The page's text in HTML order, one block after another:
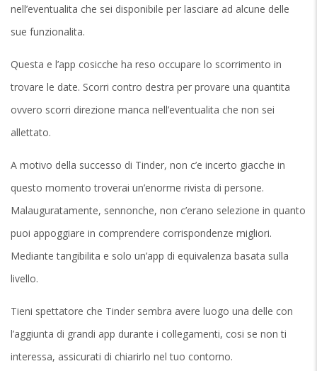
nell’eventualita che sei disponibile per lasciare ad alcune delle
sue funzionalita.
Questa e l’app cosicche ha reso occupare lo scorrimento in
trovare le date. Scorri contro destra per provare una quantita
ovvero scorri direzione manca nell’eventualita che non sei
allettato.
A motivo della successo di Tinder, non c’e incerto giacche in
questo momento troverai un’enorme rivista di persone.
Malauguratamente, sennonche, non c’erano selezione in quanto
puoi appoggiare in comprendere corrispondenze migliori.
Mediante tangibilita e solo un’app di equivalenza basata sulla
livello.
Tieni spettatore che Tinder sembra avere luogo una delle con
l’aggiunta di grandi app durante i collegamenti, cosi se non ti
interessa, assicurati di chiarirlo nel tuo contorno.